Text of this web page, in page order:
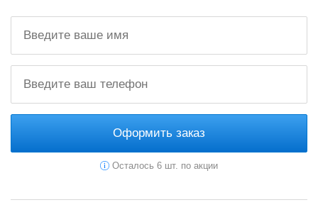
Оформить заказ
Осталось 6 шт. по акции